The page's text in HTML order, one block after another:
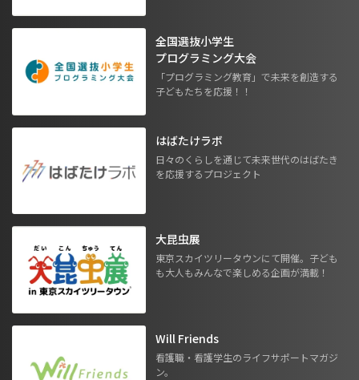
全国選抜小学生
プログラミング大会
「プログラミング教育」で未来を創造する
子どもたちを応援！！
はばたけラボ
日々のくらしを通じて未来世代のはばたき
を応援するプロジェクト
大昆虫展
東京スカイツリータウンにて開催。子ども
も大人もみんなで楽しめる企画が満載！
Will Friends
看護職・看護学生のライフサポートマガジ
ン。